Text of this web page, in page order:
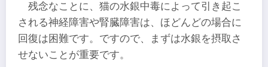
残念なことに、猫の水銀中毒によって引き起こ
される神経障害や腎臓障害は、ほどんどの場合に
回復は困難です。ですので、まずは水銀を摂取さ
せないことが重要です。